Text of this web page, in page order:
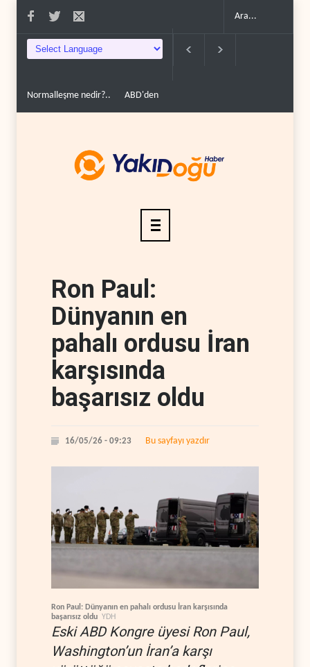
Normalleşme nedir?.. ABD'den Rus petrolünü alan ülkelere yüzde
Ron Paul:
Dünyanın en
pahalı ordusu İran
karşısında
başarısız oldu
16/05/26 - 09:23 Bu sayfayı yazdır
Ron Paul: Dünyanın en pahalı ordusu İran karşısında
başarısız oldu YDH
Eski ABD Kongre üyesi Ron Paul,
Washington’un İran’a karşı